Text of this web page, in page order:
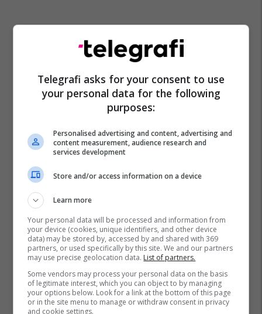
Feti Agjencia E Aviacionit Civil - Mk
Telegrafi asks for your consent to use
your personal data for the following
purposes:
Personalised advertising and content, advertising and
content measurement, audience research and
services development
Store and/or access information on a device
Learn more
Your personal data will be processed and information from
your device (cookies, unique identifiers, and other device
data) may be stored by, accessed by and shared with 369
partners, or used specifically by this site. We and our partners
may use precise geolocation data. List of partners.
Some vendors may process your personal data on the basis
of legitimate interest, which you can object to by managing
your options below. Look for a link at the bottom of this page
or in the site menu to manage or withdraw consent in privacy
and cookie settings.